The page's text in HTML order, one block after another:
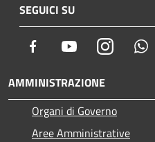
SEGUICI SU
Facebook YoutubeInstagram
AMMINISTRAZIONE
Organi di Governo
Aree Amministrative